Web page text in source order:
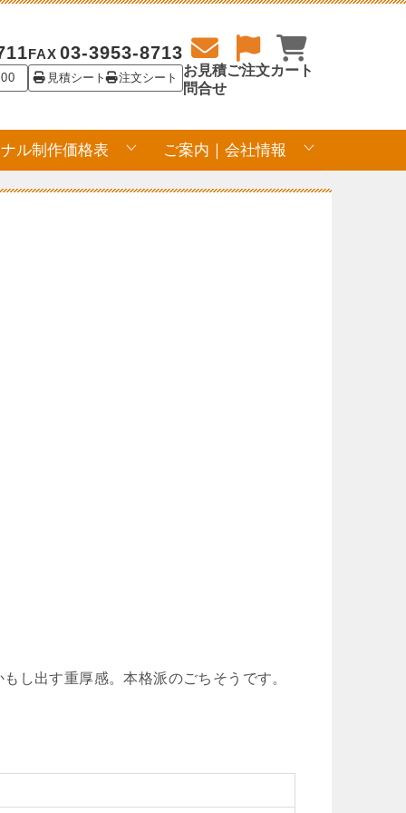
FAX 03-3953-8713
見積シート 注文シート
お見積
問合せ
ご注文カート
ル制作価格表 ご案内｜会社情報
し出す重厚感。本格派のごちそうです。